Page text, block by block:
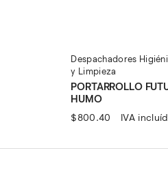
Despachadores
y Limpieza
PORTARROLLO
HUMO
$800.40 IVA